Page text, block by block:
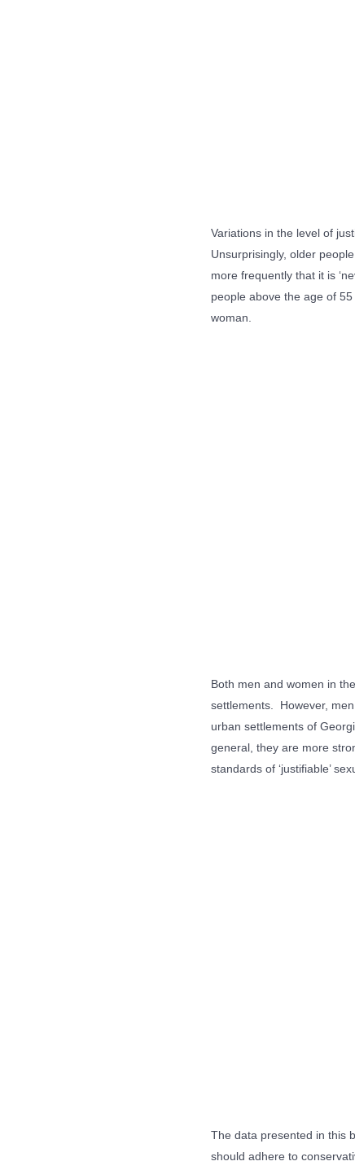
Variations in the level of
Unsurprisingly, older
more frequently that it is
people above the age of
woman.
Both men and women in
settlements. However,
urban settlements of
general, they are more
standards of ‘justifiable’
The data presented in this
should adhere to